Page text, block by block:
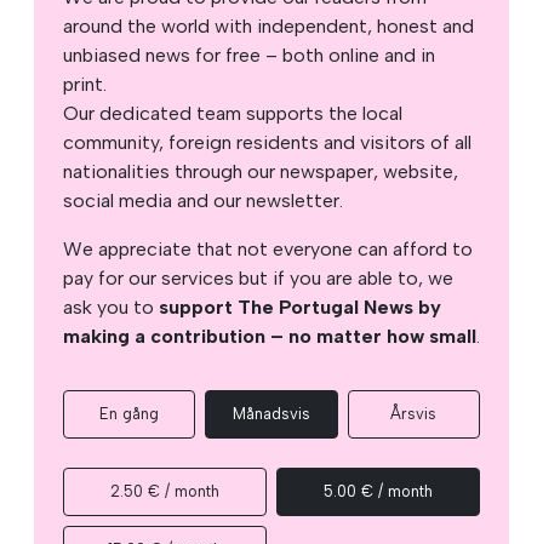
around the world with independent, honest and
unbiased news for free – both online and in
print.
Our dedicated team supports the local
community, foreign residents and visitors of all
nationalities through our newspaper, website,
social media and our newsletter.
We appreciate that not everyone can afford to
pay for our services but if you are able to, we
ask you to support The Portugal News by
making a contribution – no matter how small.
En gång Månadsvis Årsvis
2.50 € / month 5.00 € / month